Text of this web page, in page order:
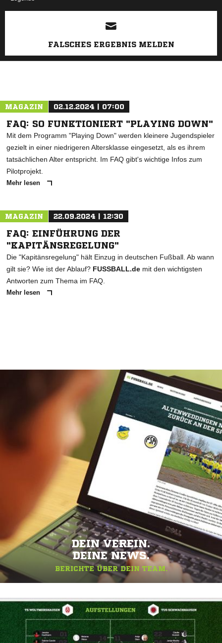
ANZEIGE
FALSCHES ERGEBNIS MELDEN
MAGAZIN 02.12.2024 | 07:00
FAQ: SO FUNKTIONIERT "PLAYING DOWN"
Mit dem Programm "Playing Down" werden kleinere Jugendspieler
gezielt in einer niedrigeren Altersklasse eingesetzt, als es ihrem
tatsächlichen Alter entspricht. Im FAQ gibt's wichtige Infos zum
Pilotprojekt.
Mehr lesen
MAGAZIN 22.09.2024 | 12:30
FAQ: EINFÜHRUNG DER
"KAPITÄNSREGELUNG"
Die "Kapitänsregelung" hält Einzug in deutschen Fußball. Ab wann
gilt sie? Wie ist der Ablauf? FUSSBALL.de mit den wichtigsten
Antworten zum Thema im FAQ.
Mehr lesen
DEIN VEREIN.
DEINE NEWS.
BERICHTE ÜBER DEIN TEAM.